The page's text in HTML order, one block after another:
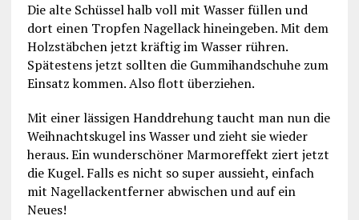
Die alte Schüssel halb voll mit Wasser füllen und
dort einen Tropfen Nagellack hineingeben. Mit dem
Holzstäbchen jetzt kräftig im Wasser rühren.
Spätestens jetzt sollten die Gummihandschuhe zum
Einsatz kommen. Also flott überziehen.
Mit einer lässigen Handdrehung taucht man nun die
Weihnachtskugel ins Wasser und zieht sie wieder
heraus. Ein wunderschöner Marmoreffekt ziert jetzt
die Kugel. Falls es nicht so super aussieht, einfach
mit Nagellackentferner abwischen und auf ein
Neues!